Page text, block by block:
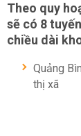
Theo quy
sẽ có 8
chiều dài
Quảng
thị xã